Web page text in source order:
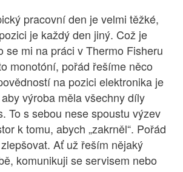
pracovní den je velmi těžké,
je každý den jiný. Což je
se mi na práci v Thermo Fisheru
monotóní, pořád řešíme něco
na pozici elektronika je
výroba měla všechny díly
To s sebou nese spoustu výzev
k tomu, abych „zakrněl“. Pořád
Ať už řeším nějaký
komunikuji se servisem nebo